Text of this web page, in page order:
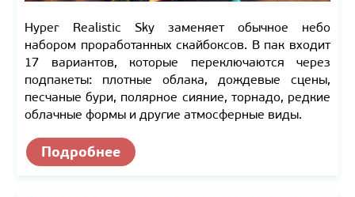
Hyper Realistic Sky заменяет обычное небо
набором проработанных скайбоксов. В пак входит
17 вариантов, которые переключаются через
подпакеты: плотные облака, дождевые сцены,
песчаные бури, полярное сияние, торнадо, редкие
облачные формы и другие атмосферные виды.
Подробнее